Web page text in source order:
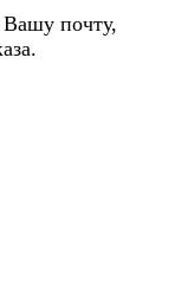
Вашу почту,